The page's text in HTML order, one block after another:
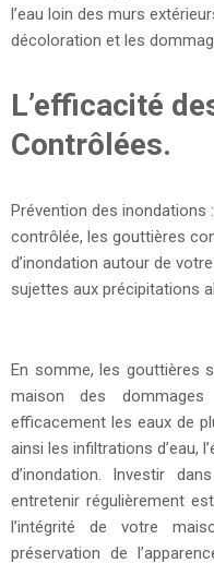
l’eau loin des murs
décoloration et les
L’efficacité
Contrôlées.
Prévention des inondations
contrôlée, les gouttières
d’inondation autour de
sujettes aux précipitations
En somme, les gouttières
maison des
efficacement les eaux de
ainsi les infiltrations d’eau,
d’inondation. Investir
entretenir régulièrement
l’intégrité de votre
préservation de